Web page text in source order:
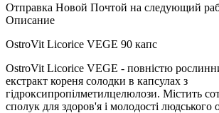
Отправка Новой Почтой на следующий
Описание
OstroVit Licorice VEGE 90 капс
OstroVit Licorice VEGE - повністю
екстракт кореня солодки в капсулах з
гідроксипропілметилцелюлози. Містить
сполук для здоров'я і молодості людського